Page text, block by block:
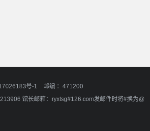
号-1 邮编 ：471200
馆长邮箱：ryxtsg#126.com发邮件时将#换为@